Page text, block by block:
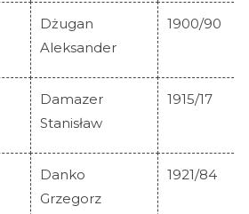
Dżugan
Aleksander
1900/90
Damazer
Stanisław
1915/17
Danko
Grzegorz
1921/84